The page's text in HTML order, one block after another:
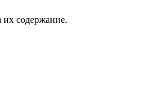
их содержание.